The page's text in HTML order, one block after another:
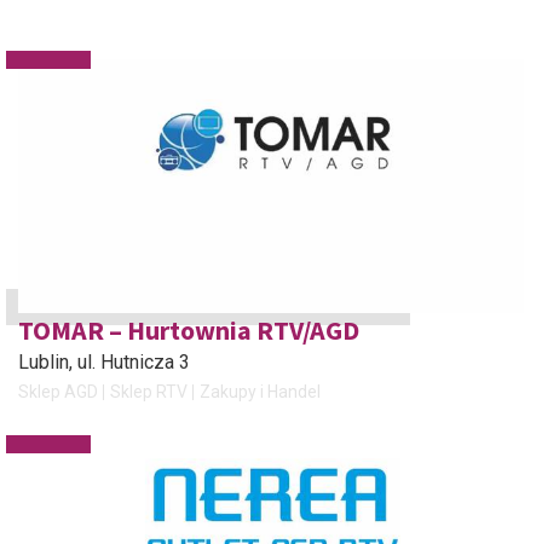
TOMAR – Hurtownia RTV/AGD
Lublin, ul. Hutnicza 3
Sklep AGD Sklep RTV Zakupy i Handel